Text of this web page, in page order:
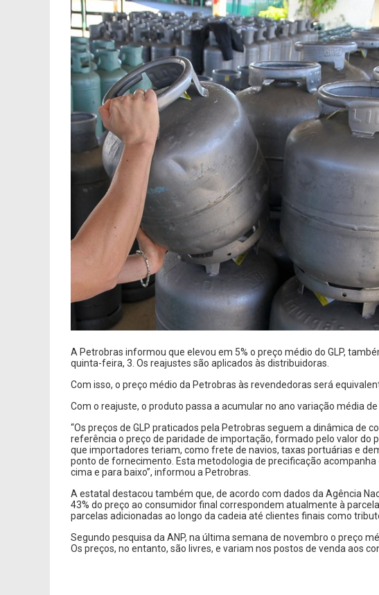
A Petrobras informou que elevou em 5% o preço médio do GLP,
quinta-feira, 3. Os reajustes são aplicados às distribuidoras.
Com isso, o preço médio da Petrobras às revendedoras será
Com o reajuste, o produto passa a acumular no ano variação média de
“Os preços de GLP praticados pela Petrobras seguem a dinâmica de
referência o preço de paridade de importação, formado pelo valor do
que importadores teriam, como frete de navios, taxas portuárias e
ponto de fornecimento. Esta metodologia de precificação
cima e para baixo”, informou a Petrobras.
A estatal destacou também que, de acordo com dados da Agência
43% do preço ao consumidor final correspondem atualmente à
parcelas adicionadas ao longo da cadeia até clientes finais como
Segundo pesquisa da ANP, na última semana de novembro o preço
Os preços, no entanto, são livres, e variam nos postos de venda aos